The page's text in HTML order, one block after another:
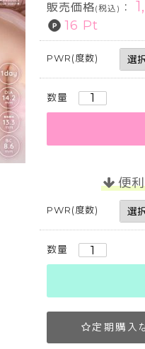
販売価格(税込) ：
16 Pt
PWR(度数)
数量
便
PWR(度数)
数量
定期購入